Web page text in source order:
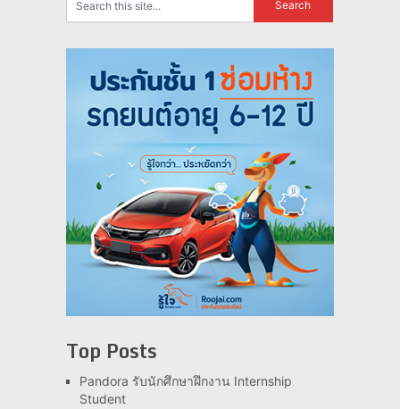
Top Posts
Pandora รับนักศึกษาฝึกงาน Internship
Student